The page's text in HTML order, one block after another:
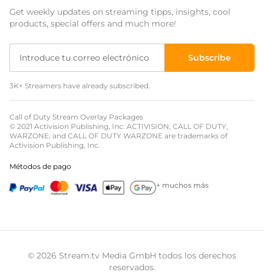
Event Overlays
Overlays Halloween
Overlays Winter
Overlays Easter
Get weekly updates on streaming tipps, insights, cool
products, special offers and much more!
Subscribe
3K+ Streamers have already subscribed.
Call of Duty Stream Overlay Packages
© 2021 Activision Publishing, Inc. ACTIVISION, CALL OF DUTY,
WARZONE, and CALL OF DUTY WARZONE are trademarks of
Activision Publishing, Inc.
Métodos de pago
+ muchos más
© 2026 Stream.tv Media GmbH todos los derechos
reservados.